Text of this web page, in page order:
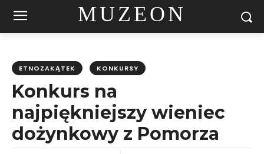
MUZEON
ETNOZAKĄTEK KONKURSY
Konkurs na
najpiękniejszy wieniec
dożynkowy z Pomorza